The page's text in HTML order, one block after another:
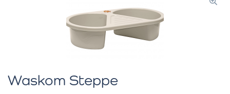
Waskom Steppe